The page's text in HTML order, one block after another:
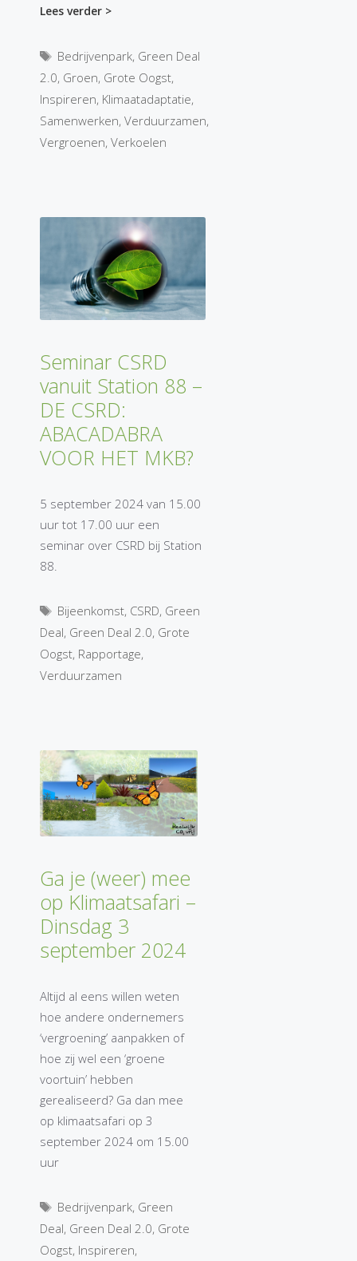
Lees verder >
Tags
Bedrijvenpark, Green Deal
2.0, Groen, Grote Oogst,
Inspireren, Klimaatadaptatie,
Samenwerken, Verduurzamen,
Vergroenen, Verkoelen
Seminar CSRD
vanuit Station 88 –
DE CSRD:
ABACADABRA
VOOR HET MKB?
5 september 2024 van 15.00
uur tot 17.00 uur een
seminar over CSRD bij Station
88.
Tags
Bijeenkomst, CSRD, Green
Deal, Green Deal 2.0, Grote
Oogst, Rapportage,
Verduurzamen
Ga je (weer) mee
op Klimaatsafari –
Dinsdag 3
september 2024
Altijd al eens willen weten
hoe andere ondernemers
‘vergroening’ aanpakken of
hoe zij wel een ‘groene
voortuin’ hebben
gerealiseerd? Ga dan mee
op klimaatsafari op 3
september 2024 om 15.00
uur
Tags
Bedrijvenpark, Green
Deal, Green Deal 2.0, Grote
Oogst, Inspireren,